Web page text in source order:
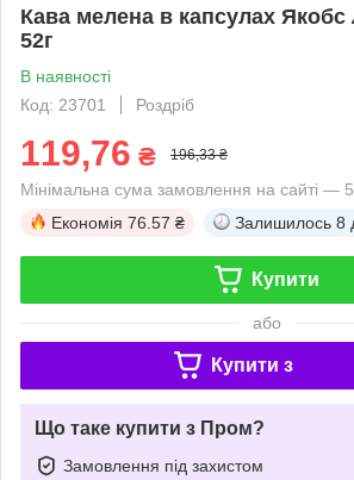
Кава мелена в капсулах Якобс
52г
В наявності
Код: 23701
Роздріб
119,76 ₴ 196,33 ₴
Мінімальна сума замовлення на сайті —
Економія 76.57 ₴ Залишилось 8
Купити
або
Купити з
Що таке купити з Пром?
Замовлення під захистом